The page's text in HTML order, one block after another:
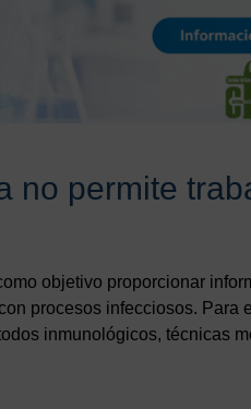
no permite
objetivo proporcionar
procesos infecciosos. Para
inmunológicos, técnicas